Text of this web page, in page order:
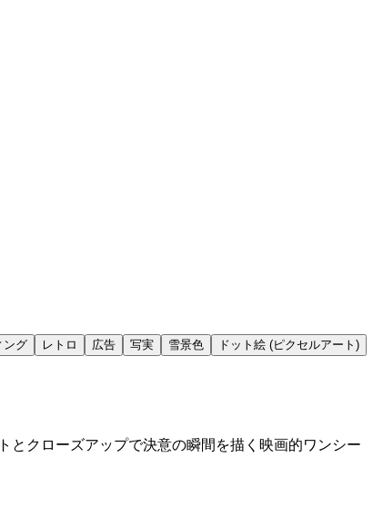
ング レトロ 広告 写実 雪景色
ドット絵 (ピクセルアート)
クローズアップで決意の瞬間を描く映画的ワンシー